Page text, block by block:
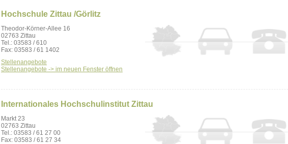
Hochschule Zittau /Görlitz
Theodor-Körner-Allee 16
02763 Zittau
Tel.: 03583 / 610
Fax: 03583 / 61 1402
Stellenangebote
Stellenangebote -> im neuen Fenster öffnen
Internationales Hochschulinstitut Zittau
Markt 23
02763 Zittau
Tel.: 03583 / 61 27 00
Fax: 03583 / 61 27 34